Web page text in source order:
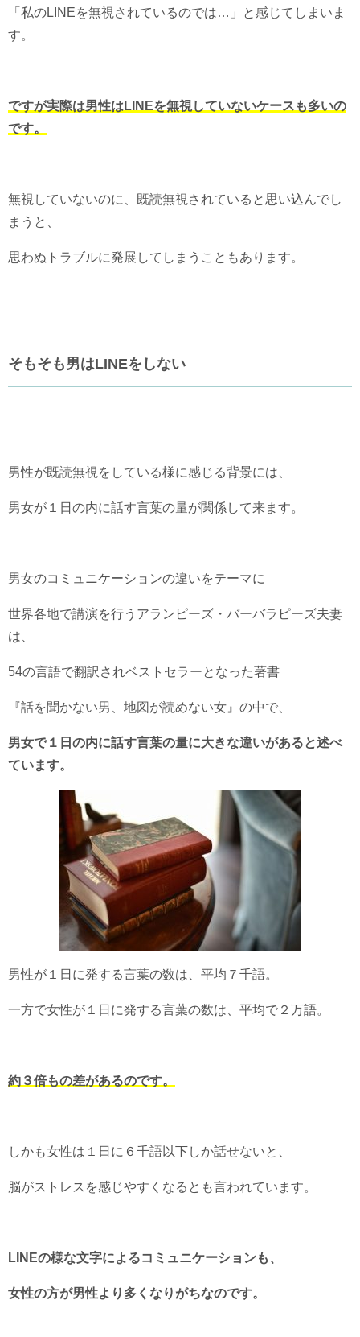
「私のLINEを無視されているのでは…」と感じてしまいま
す。
ですが実際は男性はLINEを無視していないケースも多いの
です。
無視していないのに、既読無視されていると思い込んでし
まうと、
思わぬトラブルに発展してしまうこともあります。
そもそも男はLINEをしない
男性が既読無視をしている様に感じる背景には、
男女が１日の内に話す言葉の量が関係して来ます。
男女のコミュニケーションの違いをテーマに
世界各地で講演を行うアランピーズ・バーバラピーズ夫妻
は、
54の言語で翻訳されベストセラーとなった著書
『話を聞かない男、地図が読めない女』の中で、
男女で１日の内に話す言葉の量に大きな違いがあると述べ
ています。
男性が１日に発する言葉の数は、平均７千語。
一方で女性が１日に発する言葉の数は、平均で２万語。
約３倍もの差があるのです。
しかも女性は１日に６千語以下しか話せないと、
脳がストレスを感じやすくなるとも言われています。
LINEの様な文字によるコミュニケーションも、
女性の方が男性より多くなりがちなのです。